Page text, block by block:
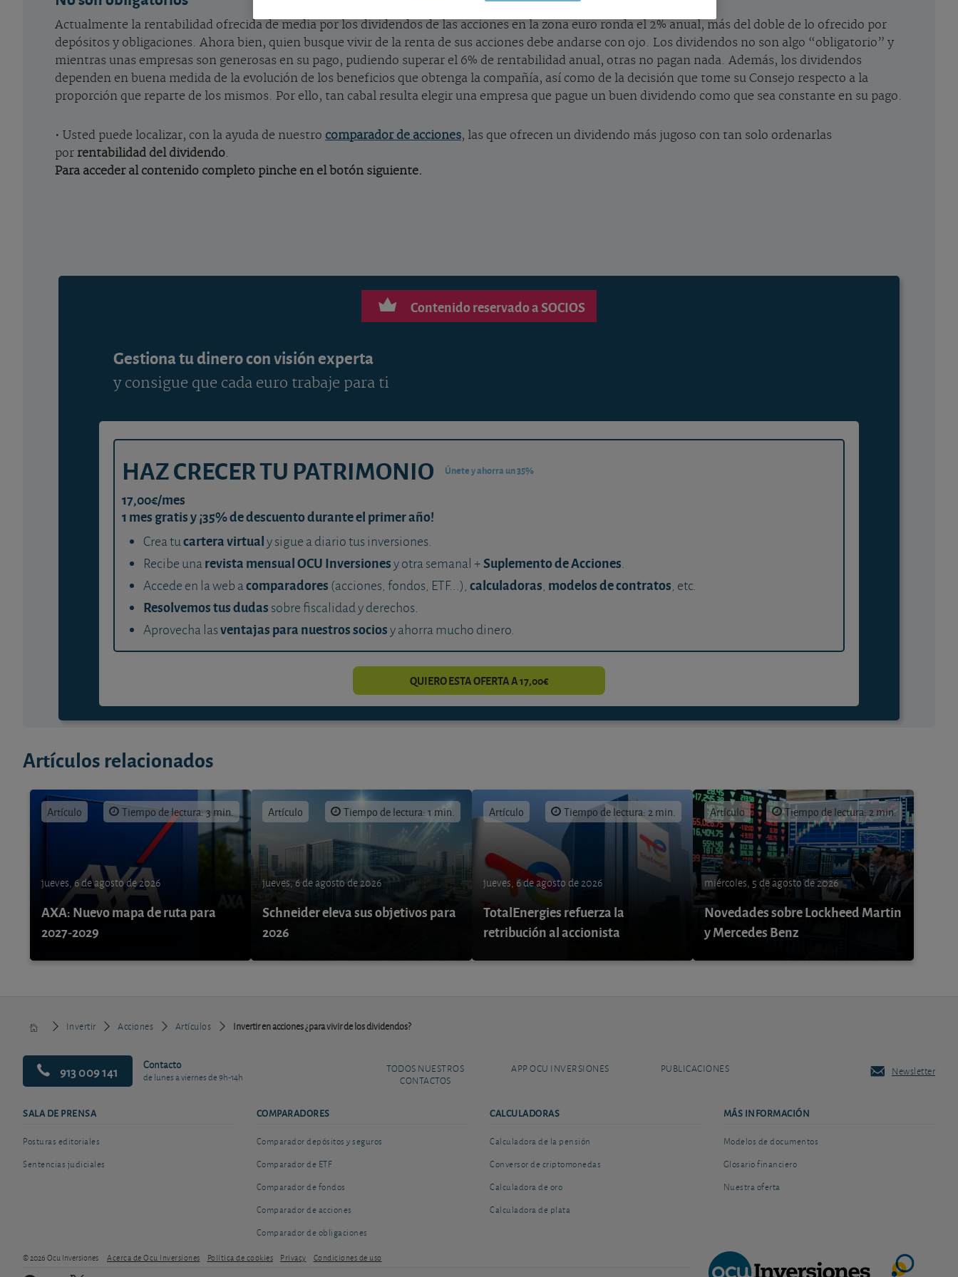
Actualmente la rentabilidad ofrecida de media por los dividendos de las acciones en la zona euro ronda el 2% anual, más del doble de lo ofrecido por
depósitos y obligaciones. Ahora bien, quien busque vivir de la renta de sus acciones debe andarse con ojo. Los dividendos no son algo “obligatorio” y
mientras unas empresas son generosas en su pago, pudiendo superar el 6% de rentabilidad anual, otras no pagan nada. Además, los dividendos
dependen en buena medida de la evolución de los beneficios que obtenga la compañía, así como de la decisión que tome su Consejo respecto a la
proporción que reparte de los mismos. Por ello, tan cabal resulta elegir una empresa que pague un buen dividendo como que sea constante en su pago.
• Usted puede localizar, con la ayuda de nuestro comparador de acciones, las que ofrecen un dividendo más jugoso con tan solo ordenarlas
por rentabilidad del dividendo.
Para acceder al contenido completo pinche en el botón siguiente.
Contenido reservado a SOCIOS
Gestiona tu dinero con visión experta
y consigue que cada euro trabaje para ti
HAZ CRECER TU PATRIMONIO Únete y ahorra un 35%
17,00€/mes
1 mes gratis y ¡35% de descuento durante el primer año!
Crea tucartera virtualy sigue a diario tus inversiones.
Recibe unarevista mensual OCU Inversionesy otra semanal +Suplemento de Acciones.
Accede en la web acomparadores (acciones, fondos, ETF...), calculadoras, modelos de contratos, etc.
Resolvemos tus dudas sobre fiscalidad y derechos.
Aprovecha lasventajas para nuestros sociosy ahorra mucho dinero.
QUIERO ESTA OFERTA A 17,00€
Artículos relacionados
Artículo Tiempo de lectura: 3 min.
jueves, 6 de agosto de 2026
AXA: Nuevo mapa de ruta para
2027-2029
Artículo Tiempo de lectura: 1 min.
jueves, 6 de agosto de 2026
Schneider eleva sus objetivos para
2026
Artículo Tiempo de lectura: 2 min.
jueves, 6 de agosto de 2026
TotalEnergies refuerza la
retribución al accionista
Artículo Tiempo de lectura: 2 min.
miércoles, 5 de agosto de 2026
Novedades sobre Lockheed Martin
y Mercedes Benz
Invertir Acciones Artículos Invertir en acciones ¿para vivir de los dividendos?
913 009 141 Contacto
de lunes a viernes de 9h-14h
TODOS NUESTROS
CONTACTOS
APP OCU INVERSIONES PUBLICACIONES Newsletter
SALA DE PRENSA
Posturas editoriales
Sentencias judiciales
COMPARADORES
Comparador depósitos y seguros
Comparador de ETF
Comparador de fondos
Comparador de acciones
Comparador de obligaciones
CALCULADORAS
Calculadora de la pensión
Conversor de criptomonedas
Calculadora de oro
Calculadora de plata
MÁS INFORMACIÓN
Modelos de documentos
Glosario financiero
Nuestra oferta
© 2026 Ocu Inversiones Acerca de Ocu Inversiones Política de cookies Privacy Condiciones de uso